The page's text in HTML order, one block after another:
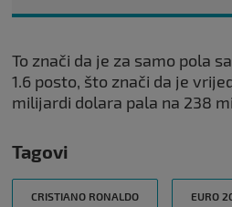
To znači da je za samo pola
1.6 posto, što znači da je
milijardi dolara pala na 238
Tagovi
CRISTIANO RONALDO EURO